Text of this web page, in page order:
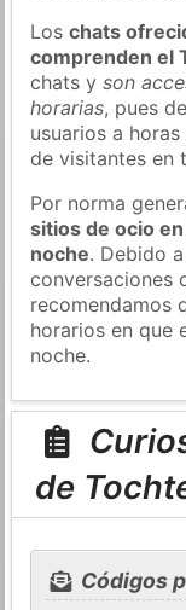
Loschats
comprenden el
chats yson
horarias, pues
usuarios a
de visitantes en
Por norma
sitios de ocio
noche. Debido
conversaciones
recomendamos
horarios en que
noche.
de
Códigos